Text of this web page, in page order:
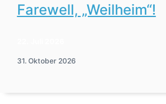
Farewell, „Weilheim“!
31. Oktober 2026